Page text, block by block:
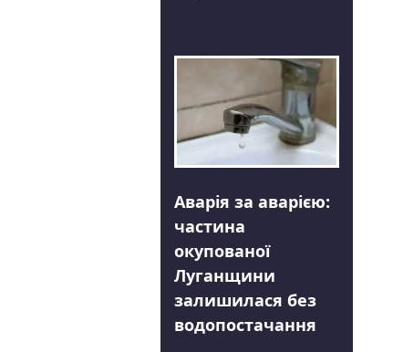
Аварія за аварією:
частина
окупованої
Луганщини
залишилася без
водопостачання